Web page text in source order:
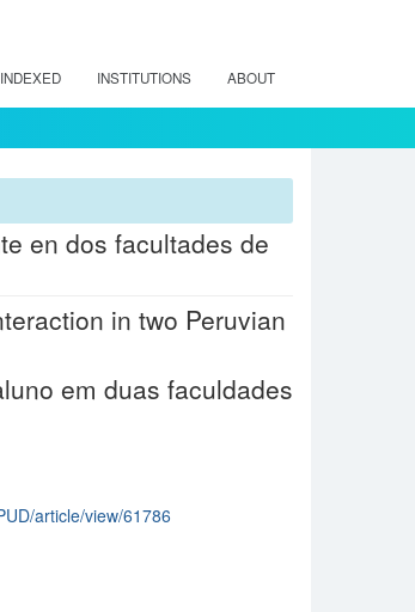
INDEXED INSTITUTIONS ABOUT
en dos facultades de
in two Peruvian
em duas faculdades
article/view/61786